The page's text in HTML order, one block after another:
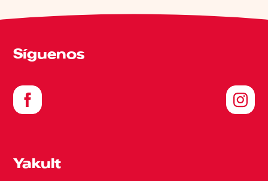
Síguenos
Yakult